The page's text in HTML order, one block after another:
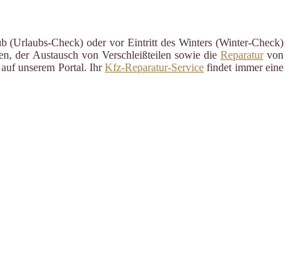
(Urlaubs-Check) oder vor Eintritt des Winters (Winter-Check)
der Austausch von Verschleißteilen sowie die Reparaturvon
auf unserem Portal. IhrKfz-Reparatur-Service findet immer eine